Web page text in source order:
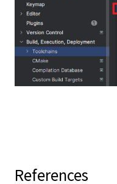
References